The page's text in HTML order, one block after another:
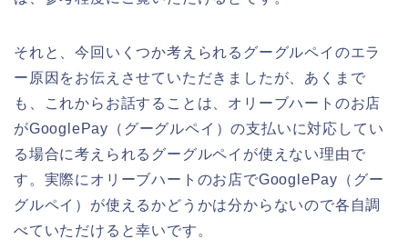
それと、今回いくつか考えられるグーグルペイのエラ
ー原因をお伝えさせていただきましたが、あくまで
も、これからお話することは、オリーブハートのお店
がGooglePay（グーグルペイ）の支払いに対応してい
る場合に考えられるグーグルペイが使えない理由で
す。実際にオリーブハートのお店でGooglePay（グー
グルペイ）が使えるかどうかは分からないので各自調
べていただけると幸いです。